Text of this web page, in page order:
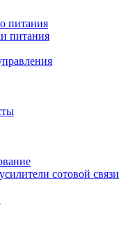
питания
питания
сотовой связи